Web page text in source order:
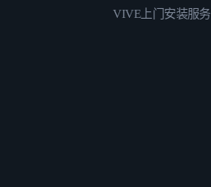
VIVE上门安装服务